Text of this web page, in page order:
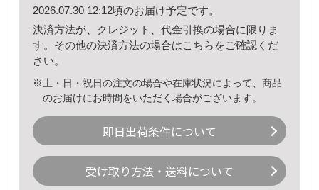
2026.07.30 12:12頃のお届け予定です。
決済方法が、クレジット、代金引換の場合に限りま
す。その他の決済方法の場合はこちら をご確認くだ
さい。
※土・日・祝日の注文の場合や在庫状況によって、商品
のお届けにお時間をいただく場合がございます。
即日出荷条件について
受け取り方法・送料について